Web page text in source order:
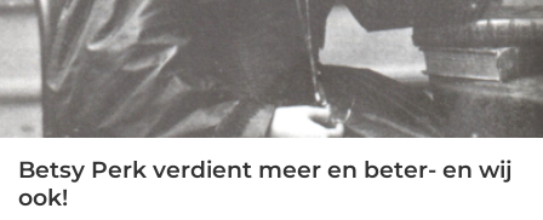
Betsy Perk verdient meer en beter- en wij
ook!